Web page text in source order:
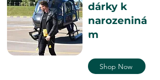
dárky k
narozeniná
m
Shop Now